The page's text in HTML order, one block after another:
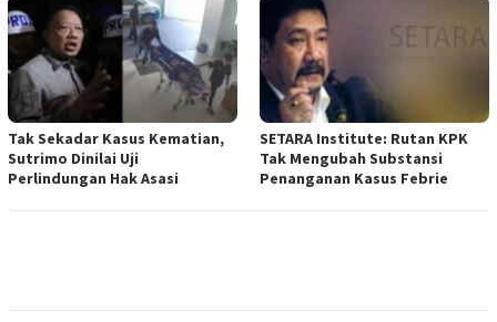
Tak Sekadar Kasus Kematian,
Sutrimo Dinilai Uji
Perlindungan Hak Asasi
SETARA Institute: Rutan KPK
Tak Mengubah Substansi
Penanganan Kasus Febrie